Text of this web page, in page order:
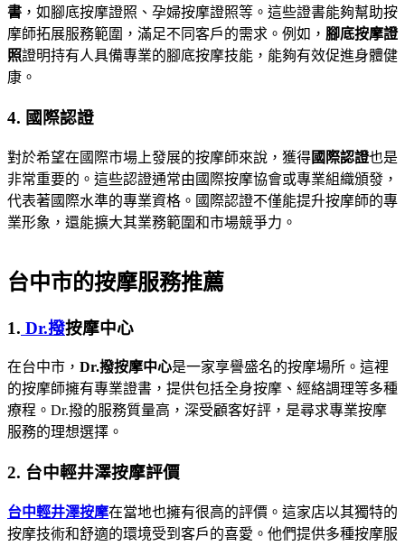
書 ，如腳底按摩證照、孕婦按摩證照等。這些證書能夠幫助按
摩師拓展服務範圍，滿足不同客戶的需求。例如， 腳底按摩證
照證明持有人具備專業的腳底按摩技能，能夠有效促進身體健
康。
4. 國際認證
對於希望在國際市場上發展的按摩師來說，獲得國際認證也是
非常重要的。這些認證通常由國際按摩協會或專業組織頒發，
代表著國際水準的專業資格。國際認證不僅能提升按摩師的專
業形象，還能擴大其業務範圍和市場競爭力。
台中市的按摩服務推薦
1. Dr.撥按摩中心
在台中市， Dr.撥按摩中心是一家享譽盛名的按摩場所。這裡
的按摩師擁有專業證書，提供包括全身按摩、經絡調理等多種
療程。Dr.撥的服務質量高，深受顧客好評，是尋求專業按摩
服務的理想選擇。
2. 台中輕井澤按摩評價
台中輕井澤按摩在當地也擁有很高的評價。這家店以其獨特的
按摩技術和舒適的環境受到客戶的喜愛。他們提供多種按摩服